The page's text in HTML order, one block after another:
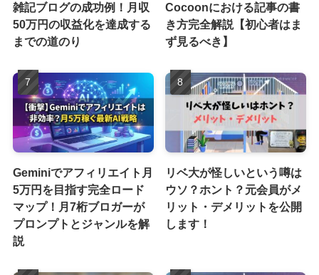
雑記ブログの成功例！月収
50万円の収益化を達成する
までの道のり
Cocoonにおける記事の書
き方完全解説【初心者はま
ず見るべき】
Geminiでアフィリエイト月
5万円を目指す完全ロード
マップ！月7桁ブロガーが
プロンプトとジャンルを解
説
リベ大が怪しいという噂は
ウソ？ホント？元会員がメ
リット・デメリットを公開
します！